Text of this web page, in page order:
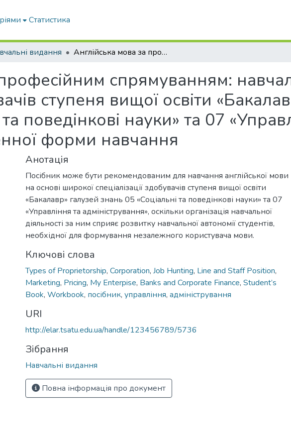
Статистика
видання Англійська мова за професійним спрямуванням: навчальний посібник для здобувачів ступеня вищої освіти «Бакалавр» галузей знань 05 «Соціальні та поведінкові науки» та 07 «Управління та адміністрування» денної форми навчання
спрямуванням:
ступеня вищої освіти
поведінкові науки» та 07
форми навчання
Анотація
Посібник може бути рекомендованим для навчання англійської мови
на основі широкої спеціалізації здобувачів ступеня вищої освіти
«Бакалавр» галузей знань 05 «Соціальні та поведінкові науки» та 07
«Управління та адміністрування», оскільки організація навчальної
діяльності за ним сприяє розвитку навчальної автономії студентів,
необхідної для формування незалежного користувача мови.
Ключові слова
Types of Proprietorship, Corporation, Job Hunting, Line and Staff Position,
Marketing, Pricing, My Enterpise, Banks and Corporate Finance, Student’s
Book, Workbook, посібник, управління, адміністрування
URI
http://elar.tsatu.edu.ua/handle/123456789/5736
Зібрання
Навчальні видання
Повна інформація про документ